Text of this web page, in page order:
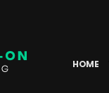
HOME